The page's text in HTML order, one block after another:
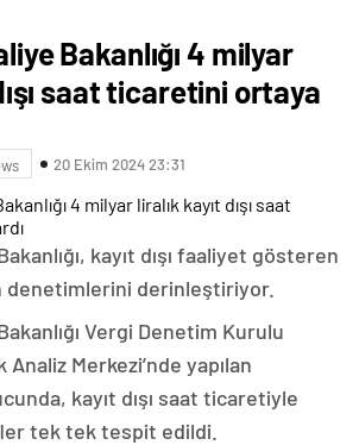
Bakanlığı 4 milyar
saat ticaretini ortaya
20 Ekim 2024 23:31
kayıt dışı faaliyet gösteren
derinleştiriyor.
Vergi Denetim Kurulu
Merkezi’nde yapılan
kayıt dışı saat ticaretiyle
tek tek tespit edildi.